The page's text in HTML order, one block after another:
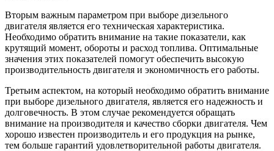
Вторым важным параметром при выборе дизельного
двигателя является его техническая характеристика.
Необходимо обратить внимание на такие показатели, как
крутящий момент, обороты и расход топлива. Оптимальные
значения этих показателей помогут обеспечить высокую
производительность двигателя и экономичность его работы.
Третьим аспектом, на который необходимо обратить внимание
при выборе дизельного двигателя, является его надежность и
долговечность. В этом случае рекомендуется обращать
внимание на производителя и качество сборки двигателя. Чем
хорошо известен производитель и его продукция на рынке,
тем больше гарантий удовлетворительной работы двигателя.